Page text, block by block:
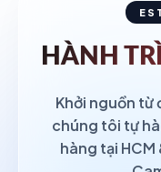
HÀNH
Khởi nguồn từ
chúng tôi tự
hàng tại HCM